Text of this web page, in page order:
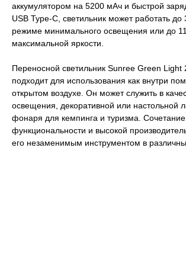
аккумулятором на 5200 мАч и быстрой
USB Type-C, светильник может работать до
режиме минимального освещения или до
максимальной яркости.
Переносной светильник Sunree Green Light
подходит для использования как внутри
открытом воздухе. Он может служить в
освещения, декоративной или настольной
фонаря для кемпинга и туризма. Сочетание
функциональности и высокой
его незаменимым инструментом в